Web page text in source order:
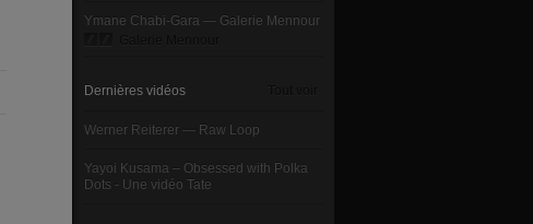
Ymane Chabi-Gara — Galerie Mennour
Galerie Mennour
Dernières vidéos Tout voir
Werner Reiterer — Raw Loop
Yayoi Kusama – Obsessed with Polka
Dots - Une vidéo Tate